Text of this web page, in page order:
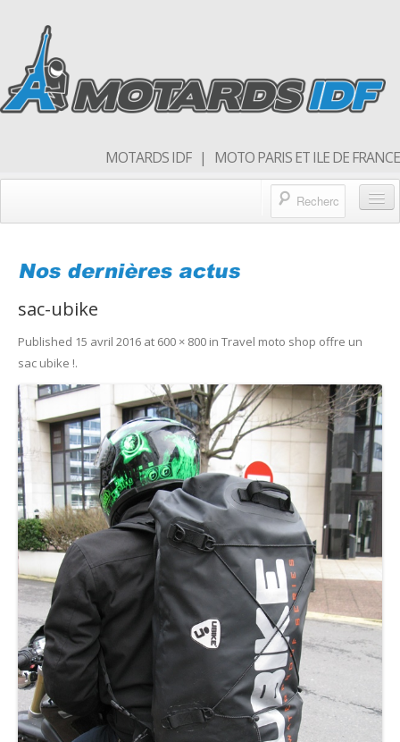
MOTARDS IDF | MOTO PARIS ET ILE DE FRANCE
Forum
Balades & sorties moto
Qui sommes nous
Rejoins nous
Nous contacter
sac-ubike
Published 15 avril 2016 at 600 × 800 in Travel moto shop offre un
sac ubike !.